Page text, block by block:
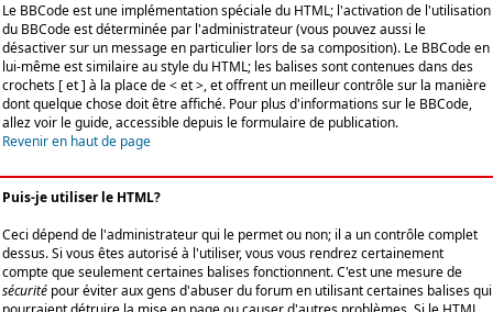
Le BBCode est une implémentation spéciale du HTML; l'activation de l'utilisation
du BBCode est déterminée par l'administrateur (vous pouvez aussi le
désactiver sur un message en particulier lors de sa composition). Le BBCode en
lui-même est similaire au style du HTML; les balises sont contenues dans des
crochets [ et ] à la place de < et >, et offrent un meilleur contrôle sur la manière
dont quelque chose doit être affiché. Pour plus d'informations sur le BBCode,
allez voir le guide, accessible depuis le formulaire de publication.
Revenir en haut de page
Puis-je utiliser le HTML?
Ceci dépend de l'administrateur qui le permet ou non; il a un contrôle complet
dessus. Si vous êtes autorisé à l'utiliser, vous vous rendrez certainement
compte que seulement certaines balises fonctionnent. C'est une mesure de
sécurité pour éviter aux gens d'abuser du forum en utilisant certaines balises qui